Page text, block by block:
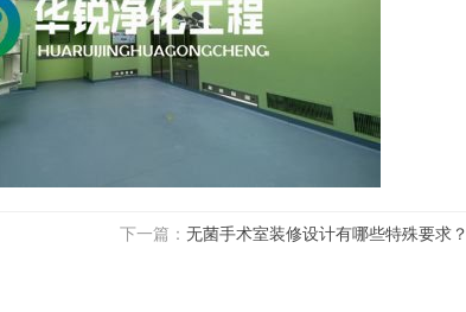
下一篇： 无菌手术室装修设计有哪些特殊要求？